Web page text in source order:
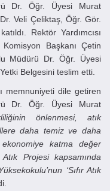
Dr. Öğr. Üyesi Murat
Veli Çeliktaş, Öğr. Gör.
Rektör Yardımcısı
Başkanı Çetin
Müdürü Dr. Öğr. Üyesi
Belgesini teslim etti.
memnuniyeti dile getiren
Dr. Öğr. Üyesi Murat
önlenmesi, atık
daha temiz ve daha
katma değer
Projesi kapsamında
‘Sıfır Atık